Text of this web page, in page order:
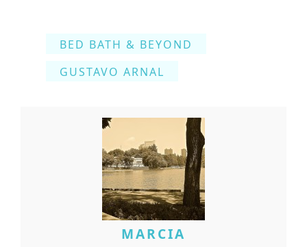
BED BATH & BEYOND
GUSTAVO ARNAL
MARCIA